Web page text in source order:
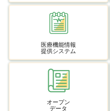
医療機能情報
提供システム
オープン
データ